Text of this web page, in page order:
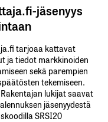
jäsenyys
tarjoaa kattavat
ja tiedot markkinoiden
sekä parempien
tekemiseen.
lukijat saavat
alennuksen jäsenyydestä
SRSI20